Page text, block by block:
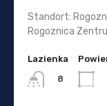
Standort:
Rogoznica
Lazienka
8